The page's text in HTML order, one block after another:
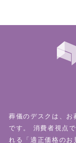
葬儀のデスクは、お
です。
消費者視点
れる「適正価格のお